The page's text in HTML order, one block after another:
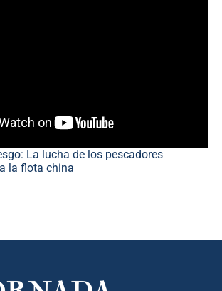
La lucha de los pescadores
la flota china